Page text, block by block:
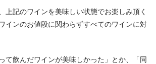
上記のワインを美味しい状態でお楽しみ頂く
インのお値段に関わらずすべてのワインに対
て飲んだワインが美味しかった」とか、「同